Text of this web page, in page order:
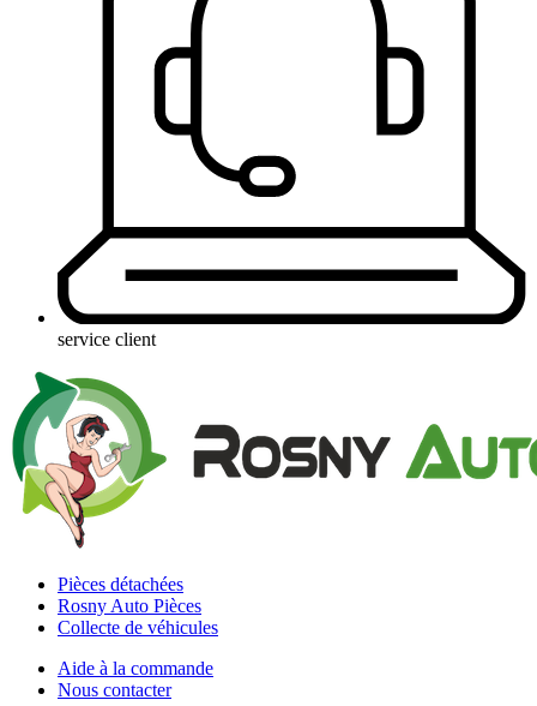
service client
Pièces détachées
Rosny Auto Pièces
Collecte de véhicules
Aide à la commande
Nous contacter